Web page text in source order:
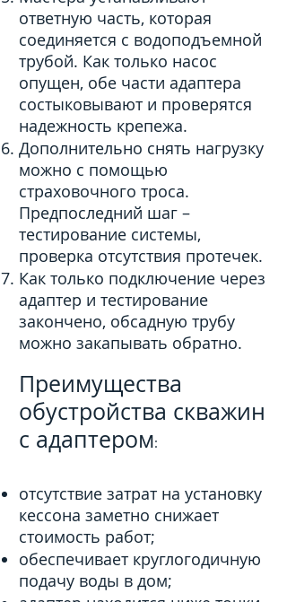
ответную часть, которая
соединяется с водоподъемной
трубой. Как только насос
опущен, обе части адаптера
состыковывают и проверятся
надежность крепежа.
Дополнительно снять нагрузку
можно с помощью
страховочного троса.
Предпоследний шаг –
тестирование системы,
проверка отсутствия протечек.
Как только подключение через
адаптер и тестирование
закончено, обсадную трубу
можно закапывать обратно.
Преимущества
обустройства скважин
с адаптером:
отсутствие затрат на установку
кессона заметно снижает
стоимость работ;
обеспечивает круглогодичную
подачу воды в дом;